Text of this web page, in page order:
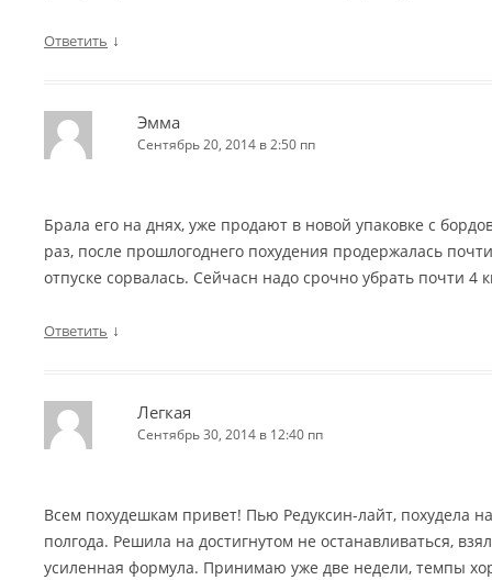
Ответить ↓
Эмма
Сентябрь 20, 2014 в 2:50 пп
Брала его на днях, уже продают в новой упаковке с
раз, после прошлогоднего похудения продержалась
отпуске сорвалась. Сейчасн надо срочно убрать почти 4
Ответить ↓
Легкая
Сентябрь 30, 2014 в 12:40 пп
Всем похудешкам привет! Пью Редуксин-лайт, похудела
полгода. Решила на достигнутом не останавливаться,
усиленная формула. Принимаю уже две недели, темпы